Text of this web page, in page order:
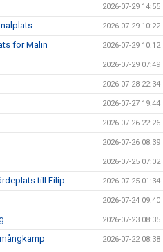
2026-07-29 14:55
2026-07-29 10:22
för Malin 2026-07-29 10:12
2026-07-29 07:49
2026-07-28 22:34
2026-07-27 19:44
2026-07-26 22:26
2026-07-26 08:39
2026-07-25 07:02
till Filip 2026-07-25 01:34
2026-07-24 09:40
2026-07-23 08:35
2026-07-22 08:38